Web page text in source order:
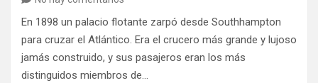
En 1898 un palacio flotante zarpó desde Southhampton
para cruzar el Atlántico. Era el crucero más grande y lujoso
jamás construido, y sus pasajeros eran los más
distinguidos miembros de…